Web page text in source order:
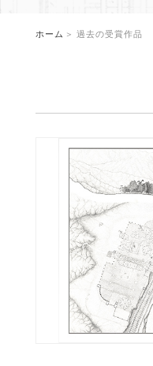
ホーム 過去の受賞作品